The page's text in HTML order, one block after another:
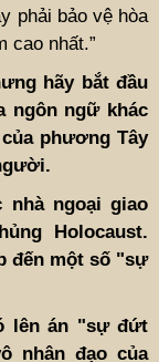
phải bảo vệ hòa
cao nhất.”
hãy bắt đầu
ngôn ngữ khác
phương Tây
nhà ngoại giao
Holocaust.
đến một số "sự
lên án "sự đứt
nhân đạo của